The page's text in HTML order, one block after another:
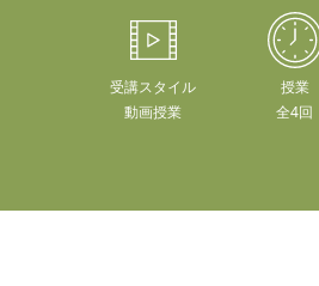
受講スタイル
動画授業
授業
全4回